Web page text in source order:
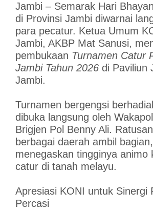
Jambi – Semarak Hari
di Provinsi Jambi diwarnai
para pecatur. Ketua Umum
Jambi, AKBP Mat Sanusi,
pembukaan Turnamen Catur
Jambi Tahun 2026di Paviliun
Jambi.
Turnamen bergengsi
dibuka langsung oleh
Brigjen Pol Benny Ali.
berbagai daerah ambil bagian,
menegaskan tingginya animo
catur di tanah melayu.
Apresiasi KONI untuk Sinergi
Percasi